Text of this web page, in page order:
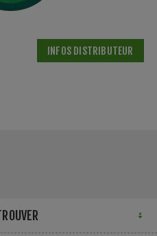
INFOS DISTRIBUTEUR